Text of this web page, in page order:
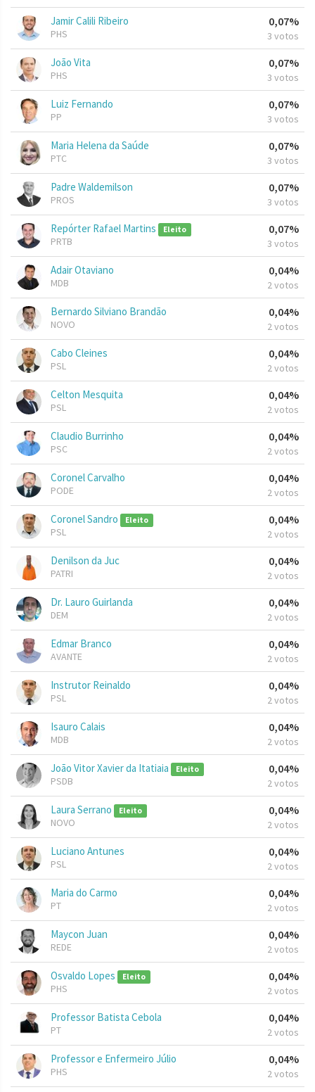
Jamir Calili Ribeiro
PHS
0,07%
3 votos
João Vita
PHS
0,07%
3 votos
Luiz Fernando
PP
0,07%
3 votos
Maria Helena da Saúde
PTC
0,07%
3 votos
Padre Waldemilson
PROS
0,07%
3 votos
Repórter Rafael Martins Eleito
PRTB
0,07%
3 votos
Adair Otaviano
MDB
0,04%
2 votos
Bernardo Silviano Brandão
NOVO
0,04%
2 votos
Cabo Cleines
PSL
0,04%
2 votos
Celton Mesquita
PSL
0,04%
2 votos
Claudio Burrinho
PSC
0,04%
2 votos
Coronel Carvalho
PODE
0,04%
2 votos
Coronel Sandro Eleito
PSL
0,04%
2 votos
Denilson da Juc
PATRI
0,04%
2 votos
Dr. Lauro Guirlanda
DEM
0,04%
2 votos
Edmar Branco
AVANTE
0,04%
2 votos
Instrutor Reinaldo
PSL
0,04%
2 votos
Isauro Calais
MDB
0,04%
2 votos
João Vitor Xavier da Itatiaia Eleito
PSDB
0,04%
2 votos
Laura Serrano Eleito
NOVO
0,04%
2 votos
Luciano Antunes
PSL
0,04%
2 votos
Maria do Carmo
PT
0,04%
2 votos
Maycon Juan
REDE
0,04%
2 votos
Osvaldo Lopes Eleito
PHS
0,04%
2 votos
Professor Batista Cebola
PT
0,04%
2 votos
Professor e Enfermeiro Júlio
PHS
0,04%
2 votos